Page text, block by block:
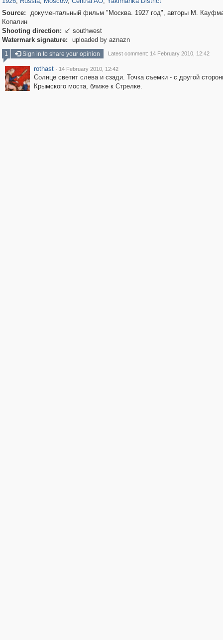
Source:
документальный фильм "Москва. 1927 год", авторы М.
Копалин
Shooting direction:  southwest
Watermark signature:
uploaded by aznazn
1
Sign in to share your opinion Latest comment: 14 February 2010, 12:42
rothast · 14 February 2010, 12:42
Солнце светит слева и сзади. Точка съемки - с другой
Крымского моста, ближе к Стрелке.